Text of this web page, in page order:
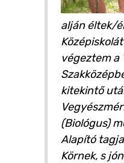
alján éltek/
végeztem a
kitekintő
(Biológus)
Alapító
Körnek, s